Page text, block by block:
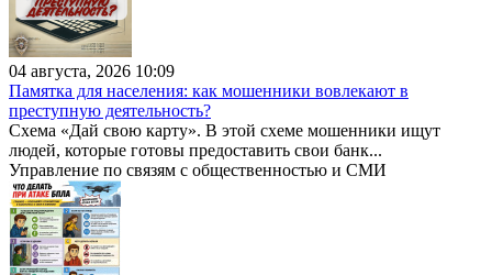
04 августа, 2026 10:09
Памятка для населения: как мошенники вовлекают в
преступную деятельность?
Схема «Дай свою карту». В этой схеме мошенники ищут
людей, которые готовы предоставить свои банк...
Управление по связям с общественностью и СМИ